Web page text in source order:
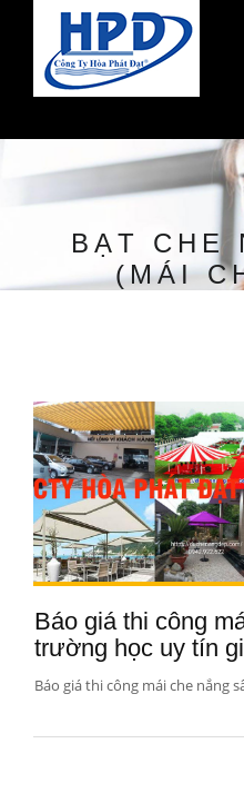
BẠT CHE
(MÁI
Báo giá thi công
trường học uy tín
Báo giá thi công mái che nắng